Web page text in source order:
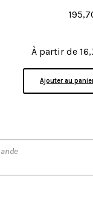
À partir de
Ajouter au